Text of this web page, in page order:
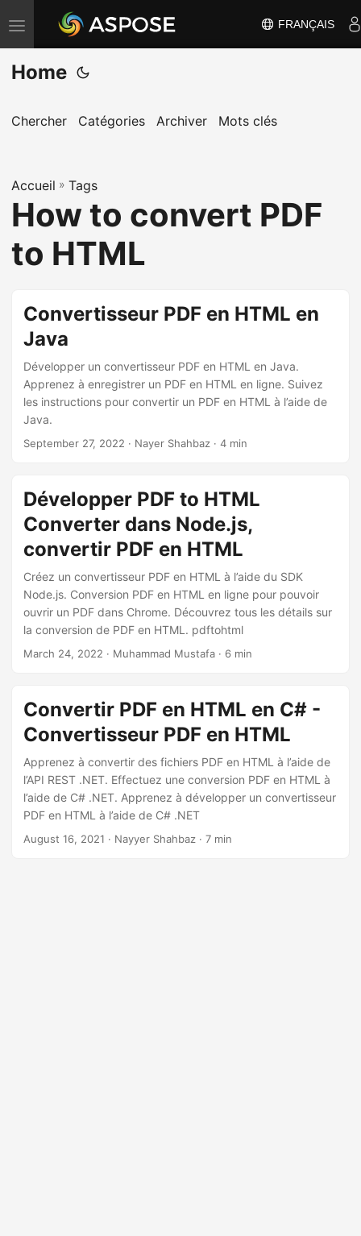
B
a
s
u
r
l
a
n
g
FRANÇAIS
Home
Chercher Catégories Archiver Mots clés
Accueil » Tags
How to convert PDF
to HTML
Convertisseur PDF en HTML en
Java
Développer un convertisseur PDF en HTML en Java.
Apprenez à enregistrer un PDF en HTML en ligne. Suivez
les instructions pour convertir un PDF en HTML à l’aide de
Java.
September 27, 2022 · Nayer Shahbaz · 4 min
Développer PDF to HTML
Converter dans Node.js,
convertir PDF en HTML
Créez un convertisseur PDF en HTML à l’aide du SDK
Node.js. Conversion PDF en HTML en ligne pour pouvoir
ouvrir un PDF dans Chrome. Découvrez tous les détails sur
la conversion de PDF en HTML. pdftohtml
March 24, 2022 · Muhammad Mustafa · 6 min
Convertir PDF en HTML en C# -
Convertisseur PDF en HTML
Apprenez à convertir des fichiers PDF en HTML à l’aide de
l’API REST .NET. Effectuez une conversion PDF en HTML à
l’aide de C# .NET. Apprenez à développer un convertisseur
PDF en HTML à l’aide de C# .NET
August 16, 2021 · Nayyer Shahbaz · 7 min